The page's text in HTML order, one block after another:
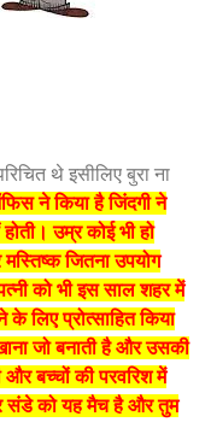
थे इसीलिए बुरा ना
ने किया है जिंदगी ने
उम्र कोई भी हो
जितना उपयोग
को भी इस साल शहर में
के लिए प्रोत्साहित किया
जो बनाती है और उसकी
और बच्चों की परवरिश में
संडे को यह मैच है और तुम